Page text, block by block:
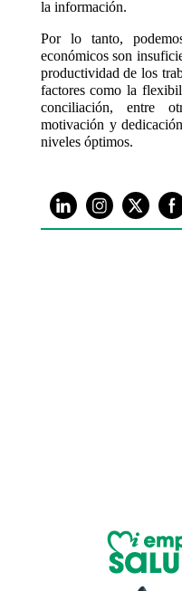
la información.
Por lo tanto,
económicos son
productividad de los
factores como la
conciliación, entre
motivación y
niveles óptimos.